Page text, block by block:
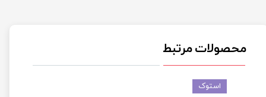
محصولات مرتبط
استوک